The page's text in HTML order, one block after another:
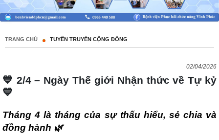
TRANG CHỦ TUYÊN TRUYỀN CỘNG ĐỒNG
02/04/2026
💙 2/4 – Ngày Thế giới Nhận thức về Tự kỷ
💙
Tháng 4 là tháng của sự thấu hiểu, sẻ chia và
đồng hành 🌿